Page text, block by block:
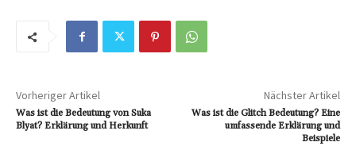
Vorheriger Artikel
Was ist die Bedeutung von Suka
Blyat? Erklärung und Herkunft
Nächster Artikel
Was ist die Glitch Bedeutung? Eine
umfassende Erklärung und
Beispiele